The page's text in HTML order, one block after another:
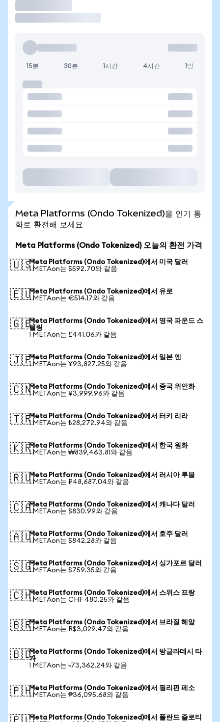
15분 30분 1시간 4시간 1일
Meta Platforms (Ondo Tokenized)을 인기 통
화로 환전해 보세요
Meta Platforms (Ondo Tokenized) 오늘의 환전 가격
🇺🇸Meta Platforms (Ondo Tokenized)에서 미국 달러
1 METAon는 $592.70와 같음
🇪🇺Meta Platforms (Ondo Tokenized)에서 유로
1 METAon는 €514.17와 같음
🇬🇧Meta Platforms (Ondo Tokenized)에서 영국 파운드 스
털링
1 METAon는 £441.06와 같음
🇯🇵Meta Platforms (Ondo Tokenized)에서 일본 엔
1 METAon는 ¥93,827.25와 같음
🇨🇳Meta Platforms (Ondo Tokenized)에서 중국 위안화
1 METAon는 ¥3,999.96와 같음
🇹🇷Meta Platforms (Ondo Tokenized)에서 터키 리라
1 METAon는 ₺28,272.94와 같음
🇰🇷Meta Platforms (Ondo Tokenized)에서 한국 원화
1 METAon는 ₩839,463.81와 같음
🇷🇺Meta Platforms (Ondo Tokenized)에서 러시아 루블
1 METAon는 ₽48,687.04와 같음
🇨🇦Meta Platforms (Ondo Tokenized)에서 캐나다 달러
1 METAon는 $830.99와 같음
🇦🇺Meta Platforms (Ondo Tokenized)에서 호주 달러
1 METAon는 $842.28와 같음
🇸🇬Meta Platforms (Ondo Tokenized)에서 싱가포르 달러
1 METAon는 $759.35와 같음
🇨🇭Meta Platforms (Ondo Tokenized)에서 스위스 프랑
1 METAon는 CHF 480.25와 같음
🇧🇷Meta Platforms (Ondo Tokenized)에서 브라질 헤알
1 METAon는 R$3,029.47와 같음
🇧🇩Meta Platforms (Ondo Tokenized)에서 방글라데시 타
카
1 METAon는 ৳73,362.24와 같음
🇵🇭Meta Platforms (Ondo Tokenized)에서 필리핀 페소
1 METAon는 ₱36,095.68와 같음
Meta Platforms (Ondo Tokenized)에서 폴란드 즐로티